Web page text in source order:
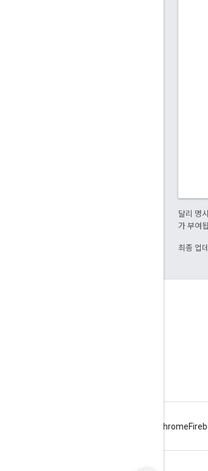
달리 명
가 부여
최종 업
Chrome